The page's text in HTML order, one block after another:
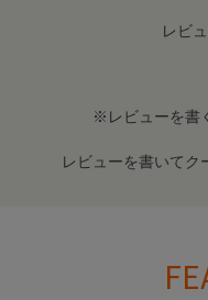
レビ
※レビューを書
レビューを書いてク